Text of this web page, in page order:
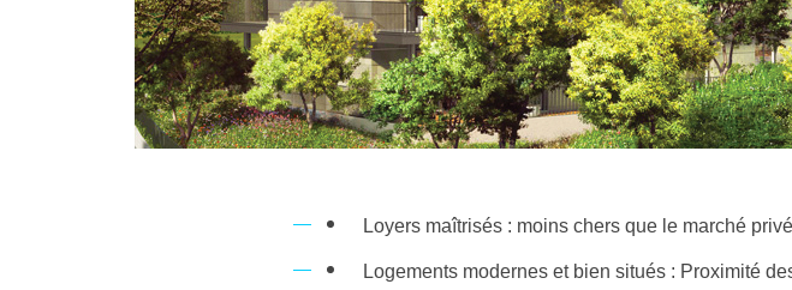
Loyers maîtrisés : moins chers que le marché
Logements modernes et bien situés : Proximité